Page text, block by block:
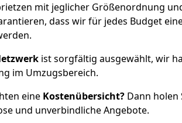
mit jeglicher Größenordnung
dass wir für jedes Budget
ist sorgfältig ausgewählt, wir
im Umzugsbereich.
eine Kostenübersicht? Dann holen
und unverbindliche Angebote.